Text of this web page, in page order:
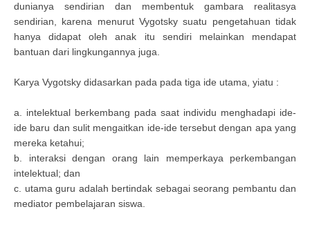
dunianya sendirian dan membentuk gambara realitasya
sendirian, karena menurut Vygotsky suatu pengetahuan tidak
hanya didapat oleh anak itu sendiri melainkan mendapat
bantuan dari lingkungannya juga.
Karya Vygotsky didasarkan pada pada tiga ide utama, yiatu :
a. intelektual berkembang pada saat individu menghadapi ide-
ide baru dan sulit mengaitkan ide-ide tersebut dengan apa yang
mereka ketahui;
b. interaksi dengan orang lain memperkaya perkembangan
intelektual; dan
c. utama guru adalah bertindak sebagai seorang pembantu dan
mediator pembelajaran siswa.